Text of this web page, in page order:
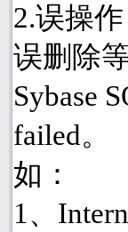
2.误操
误删除等
Sybase
failed。
如：
1、